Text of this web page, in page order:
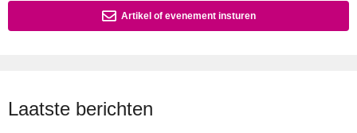
Artikel of evenement insturen
Laatste berichten